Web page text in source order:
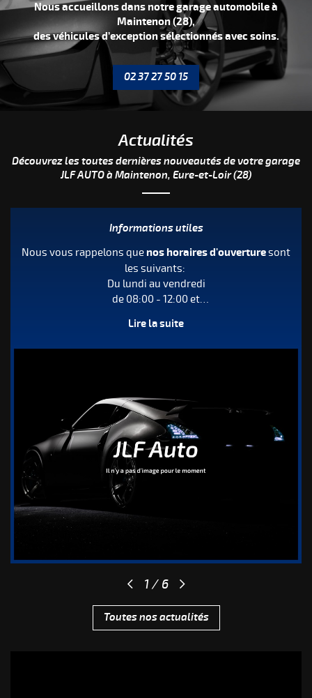
Nous accueillons dans notre garage automobile à
Maintenon (28),
des véhicules d’exception sélectionnés avec soins.
02 37 27 50 15
Actualités
Découvrez les toutes dernières nouveautés de votre garage
JLF AUTO à Maintenon, Eure-et-Loir (28)
Informations utiles
Nous vous rappelons que nos horaires d'ouverturesont
les suivants:
Du lundi au vendredi
de 08:00 - 12:00 et
page dédiée.
Pour toutes questions, n'hésitez pas à nous contacter
via notre formulaire de contact ou par téléphone au 02
37 27 50 15.
Pensez à nous ajouter (contact@jlfauto.com
adresses pour faciliter nos échanges.
Nous vous souhaitons une agréable visite sur notre site,
L'équipe de JLF Auto
Lire la suite
Toutes nos actualités
1 / 6